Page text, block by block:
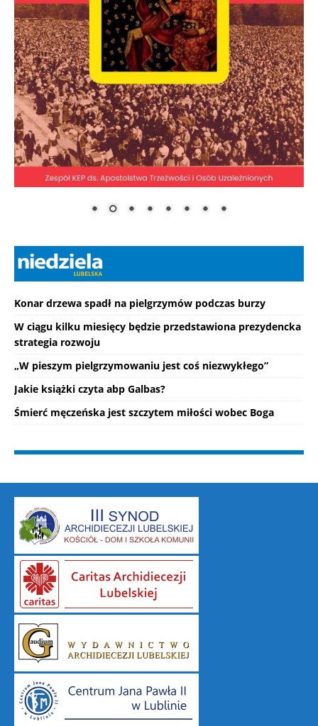
Konar drzewa spadł na pielgrzymów podczas burzy
W ciągu kilku miesięcy będzie przedstawiona prezydencka
strategia rozwoju
„W pieszym pielgrzymowaniu jest coś niezwykłego”
Jakie książki czyta abp Galbas?
Śmierć męczeńska jest szczytem miłości wobec Boga